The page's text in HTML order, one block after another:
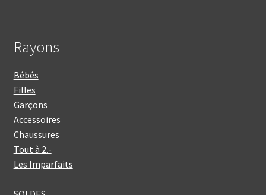
Rayons
Bébés
Filles
Garçons
Accessoires
Chaussures
Tout à 2.-
Les Imparfaits